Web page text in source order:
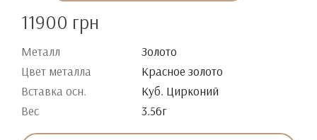
11900 грн
Металл
Золото
Цвет металла
Красное золото
Вставка осн.
Куб. Цирконий
Вес
3.56г